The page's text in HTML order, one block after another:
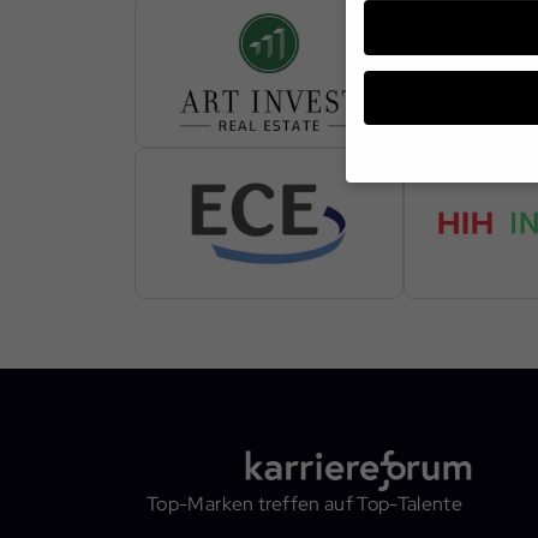
Top-Marken treffen auf Top-Talente
Wenn Sie unter 16
Alle akzeptieren